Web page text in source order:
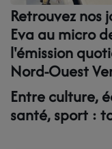
NOS MECENES
PAROLES DE
Retrouvez nos
Eva au micro
l'émission
Nord-Ouest
Entre culture,
santé, sport :